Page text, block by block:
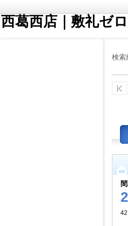
西葛西店｜敷礼ゼ
検索